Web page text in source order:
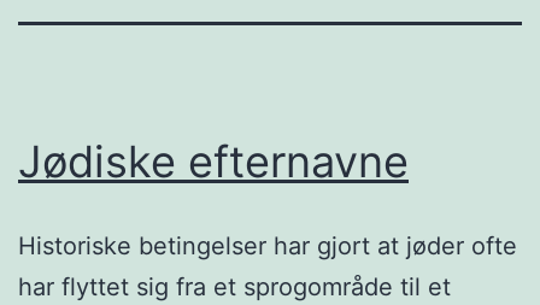
Jødiske efternavne
Historiske betingelser har gjort at jøder ofte
har flyttet sig fra et sprogområde til et